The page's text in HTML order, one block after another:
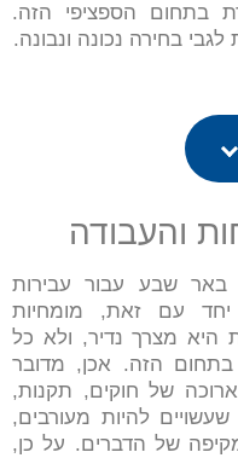
בתחום הספציפי הזה.
בחירה נכונה ונבונה.
והעבודה
באר שבע עבור עבירות
יחד עם זאת, מומחיות
היא מצרך נדיר, ולא כל
בתחום הזה. אכן, מדובר
של חוקים, תקנות,
להיות מעורבים,
של הדברים. על כן,